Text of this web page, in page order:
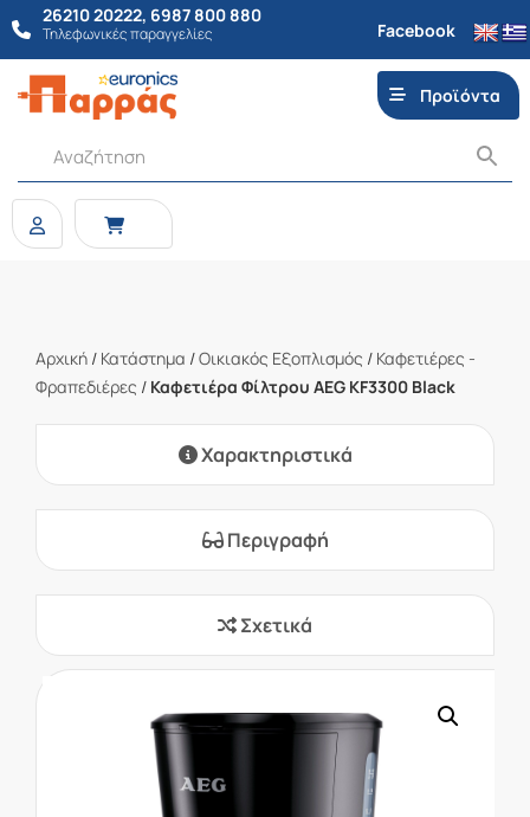
26210 20222, 6987 800 880
Τηλεφωνικές παραγγελίες Facebook
Προϊόντα
Αρχική / Κατάστημα /Οικιακός Εξοπλισμός / Καφετιέρες -
Φραπεδιέρες / Καφετιέρα Φίλτρου AEG KF3300 Black
Χαρακτηριστικά
Περιγραφή
Σχετικά